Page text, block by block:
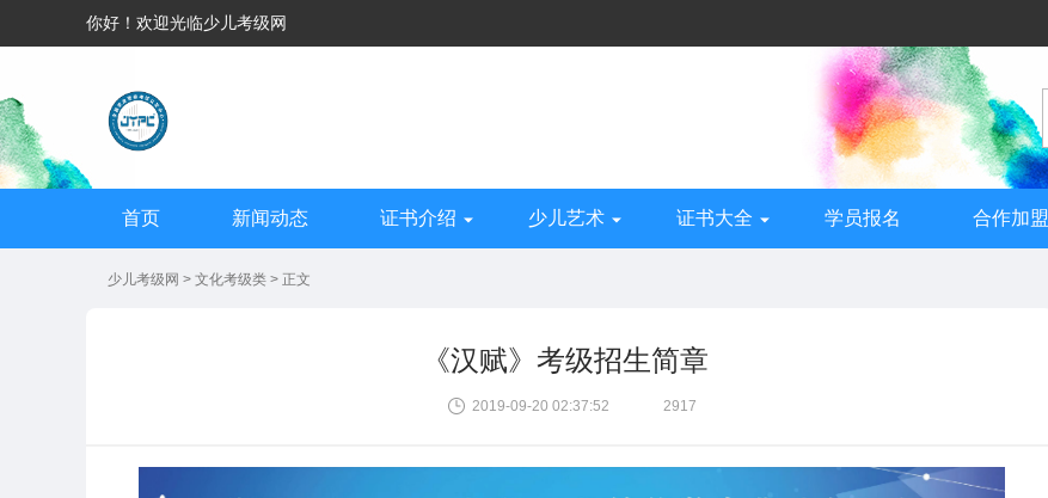
你好！欢迎光临少儿考级网
首页 新闻动态 证书介绍 少儿艺术 证书大全 学员报名 合作加盟
少儿考级网 > 文化考级类 > 正文
《汉赋》考级招生简章
2019-09-20 02:37:52 2917